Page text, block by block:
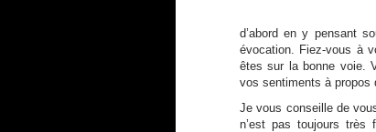
d’abord en y pensant
évocation. Fiez-vous à
êtes sur la bonne voie.
vos sentiments à propos
Je vous conseille de
n’est pas toujours très